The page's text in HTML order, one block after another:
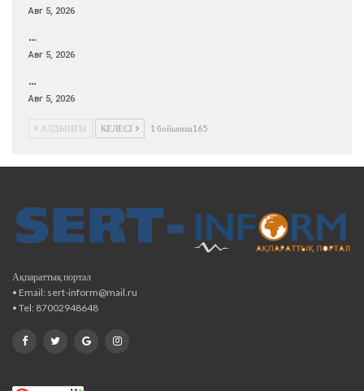
Авг 5, 2026
…
Авг 5, 2026
…
Авг 5, 2026
АЛДЫҢҒЫ КЕЛЕСІ 1 бойынша165
Ақпараттық портал
• Email: sert-inform@mail.ru
• Tel: 87002948648